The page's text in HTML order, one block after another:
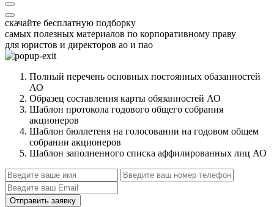
скачайте бесплатную подборку
самых полезных материалов по корпоративному праву
для юристов и директоров ао и пао
Полный перечень основных постоянных обазанностей
АО
Образец составления карты обязанностей АО
Шаблон протокола годового общего собрания
акционеров
Шаблон бюллетеня на голосовании на годовом общем
собрании акционеров
Шаблон заполненного списка аффилированных лиц АО
Отправить заявку